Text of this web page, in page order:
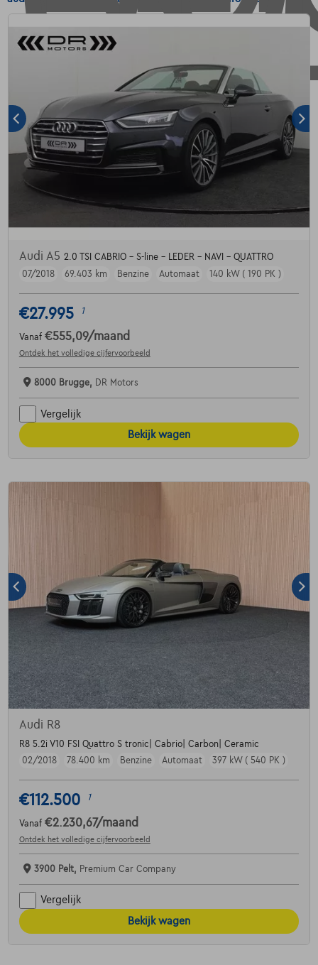
Audi A5 2.0 TSI CABRIO - S-line - LEDER - NAVI - QUATTRO
07/2018
69.403 km Benzine Automaat 140 kW ( 190 PK )
€27.995 1
Vanaf €555,09/maand
Ontdek het volledige cijfervoorbeeld
8000 Brugge, DR Motors
Vergelijk
Bekijk wagen
Audi R8
R8 5.2i V10 FSI Quattro S tronic| Cabrio| Carbon| Ceramic
02/2018
78.400 km Benzine Automaat 397 kW ( 540 PK )
€112.500 1
Vanaf €2.230,67/maand
Ontdek het volledige cijfervoorbeeld
3900 Pelt, Premium Car Company
Vergelijk
Bekijk wagen